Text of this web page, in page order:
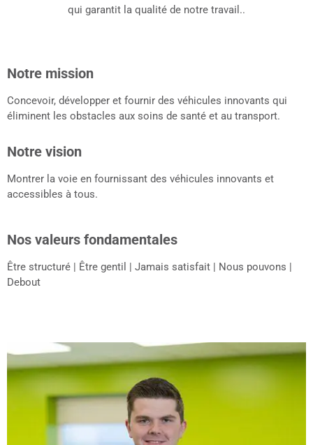
qui garantit la qualité de notre travail..
Notre mission
Concevoir, développer et fournir des véhicules innovants qui
éliminent les obstacles aux soins de santé et au transport.
Notre vision
Montrer la voie en fournissant des véhicules innovants et
accessibles à tous.
Nos valeurs fondamentales
Être structuré | Être gentil | Jamais satisfait | Nous pouvons |
Debout